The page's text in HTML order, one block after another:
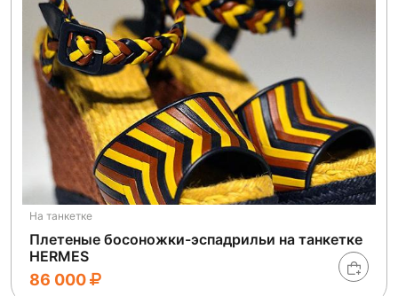
На танкетке
Плетеные босоножки-эспадрильи на танкетке
HERMES
86 000